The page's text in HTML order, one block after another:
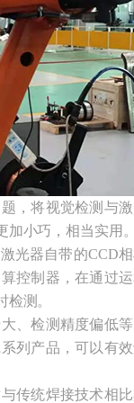
，将视觉检测与
小巧，相当实用。
光器自带的CCD
控制器，在通过
测。
、检测精度偏低等
列产品，可以有
传统焊接技术相